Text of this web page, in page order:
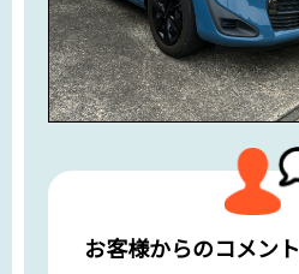
お客様からのコメント